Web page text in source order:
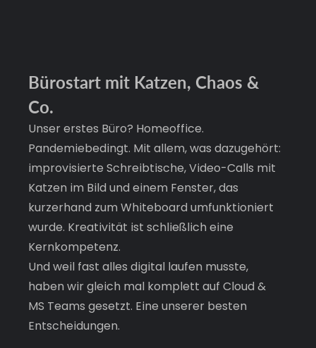
Bürostart mit Katzen, Chaos &
Co.
Unser erstes Büro? Homeoffice.
Pandemiebedingt. Mit allem, was dazugehört:
improvisierte Schreibtische, Video-Calls mit
Katzen im Bild und einem Fenster, das
kurzerhand zum Whiteboard umfunktioniert
wurde. Kreativität ist schließlich eine
Kernkompetenz.
Und weil fast alles digital laufen musste,
haben wir gleich mal komplett auf Cloud &
MS Teams gesetzt. Eine unserer besten
Entscheidungen.